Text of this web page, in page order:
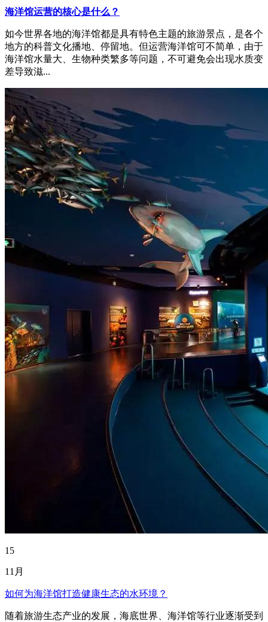
海洋馆运营的核心是什么？
如今世界各地的海洋馆都是具有特色主题的旅游景点，是各个
地方的科普文化播地、停留地。但运营海洋馆可不简单，由于
海洋馆水量大、生物种类繁多等问题，不可避免会出现水质变
差导致滋...
15
11月
如何为海洋馆打造健康生态的水环境？
随着旅游生态产业的发展，海底世界、海洋馆等行业逐渐受到